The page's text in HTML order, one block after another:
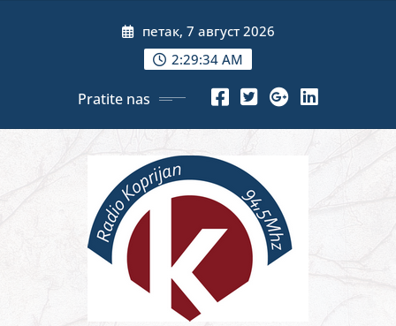
петак, 7 август 2026
2:29:36 AM
Pratite nas